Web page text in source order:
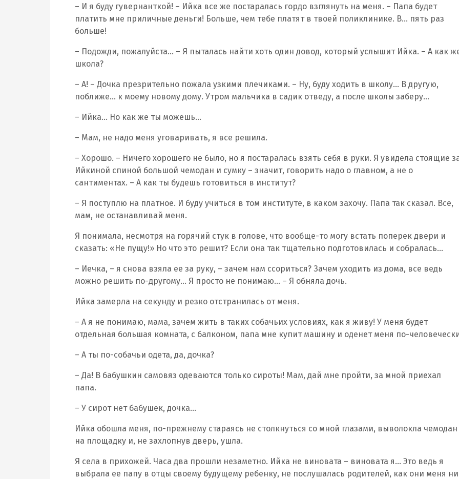
– И я буду гувернанткой! – Ийка все же постаралась гордо взглянуть на меня. – Папа будет
платить мне приличные деньги! Больше, чем тебе платят в твоей поликлинике. В… пять раз
больше!
– Подожди, пожалуйста… – Я пыталась найти хоть один довод, который услышит Ийка. – А как
школа?
– А! – Дочка презрительно пожала узкими плечиками. – Ну, буду ходить в школу… В другую,
поближе… к моему новому дому. Утром мальчика в садик отведу, а после школы заберу…
– Ийка… Но как же ты можешь…
– Мам, не надо меня уговаривать, я все решила.
– Хорошо. – Ничего хорошего не было, но я постаралась взять себя в руки. Я увидела стоящие
Ийкиной спиной большой чемодан и сумку – значит, говорить надо о главном, а не о
сантиментах. – А как ты будешь готовиться в институт?
– Я поступлю на платное. И буду учиться в том институте, в каком захочу. Папа так сказал. Все,
мам, не останавливай меня.
Я понимала, несмотря на горячий стук в голове, что вообще-то могу встать поперек двери и
сказать: «Не пущу!» Но что это решит? Если она так тщательно подготовилась и собралась…
– Иечка, – я снова взяла ее за руку, – зачем нам ссориться? Зачем уходить из дома, все ведь
можно решить по-другому… Я просто не понимаю… – Я обняла дочь.
Ийка замерла на секунду и резко отстранилась от меня.
– А я не понимаю, мама, зачем жить в таких собачьих условиях, как я живу! У меня будет
отдельная большая комната, с балконом, папа мне купит машину и оденет меня по-
– А ты по-собачьи одета, да, дочка?
– Да! В бабушкин самовяз одеваются только сироты! Мам, дай мне пройти, за мной приехал
папа.
– У сирот нет бабушек, дочка…
Ийка обошла меня, по-прежнему стараясь не столкнуться со мной глазами, выволокла чемодан
на площадку и, не захлопнув дверь, ушла.
Я села в прихожей. Часа два прошли незаметно. Ийка не виновата – виновата я… Это ведь я
выбрала ее папу в отцы своему будущему ребенку, не послушалась родителей, как они меня ни